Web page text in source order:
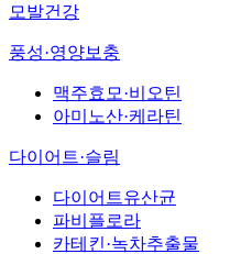
모발건강
풍성·영양보충
맥주효모·비오틴
아미노산·케라틴
다이어트·슬림
다이어트유산균
파비플로라
카테킨·녹차추출물